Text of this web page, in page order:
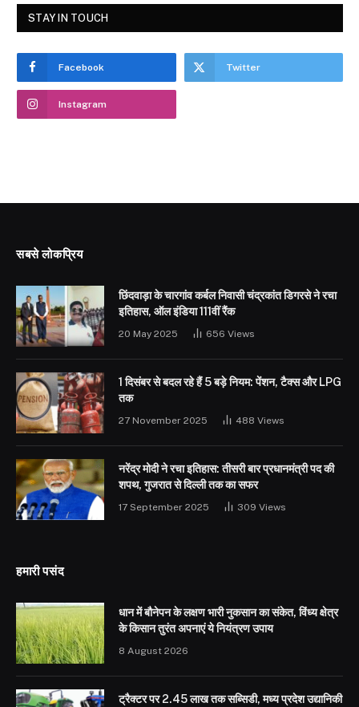
STAY IN TOUCH
Facebook Twitter
Instagram
सबसे लोकप्रिय
छिंदवाड़ा के चारगांव कर्बल निवासी चंद्रकांत डिगरसे ने रचा
इतिहास, ऑल इंडिया 111वीं रैंक
20 May 2025 656 Views
1 दिसंबर से बदल रहे हैं 5 बड़े नियम: पेंशन, टैक्स और LPG
तक
27 November 2025 488 Views
नरेंद्र मोदी ने रचा इतिहास: तीसरी बार प्रधानमंत्री पद की
शपथ, गुजरात से दिल्ली तक का सफर
17 September 2025 309 Views
हमारी पसंद
धान में बौनेपन के लक्षण भारी नुकसान का संकेत, विंध्य क्षेत्र
के किसान तुरंत अपनाएं ये नियंत्रण उपाय
8 August 2026
ट्रैक्टर पर 2.45 लाख तक सब्सिडी, मध्य प्रदेश उद्यानिकी